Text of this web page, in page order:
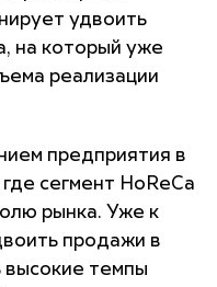
удвоить
на который уже
реализации
предприятия в
сегмент HoReCa
рынка. Уже к
продажи в
высокие темпы